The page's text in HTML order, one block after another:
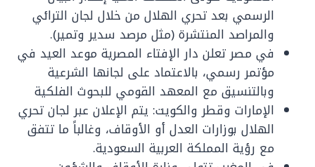
الرسمي بعد تحري الهلال من خلال لجان الترائي
والمراصد المنتشرة (مثل مرصد سدير وتمير).
في مصر تعلن دار الإفتاء المصرية موعد العيد في
مؤتمر رسمي، بالاعتماد على لجانها الشرعية
وبالتنسيق مع المعهد القومي للبحوث الفلكية
الإمارات وقطر والكويت: يتم الإعلان عبر لجان تحري
الهلال بوزارات العدل أو الأوقاف، وغالباً ما تتفق
مع رؤية المملكة العربية السعودية.